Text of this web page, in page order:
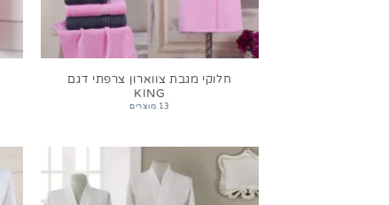
חלוקי מגבת צווארון צרפתי דגם
KING
13 מוצרים